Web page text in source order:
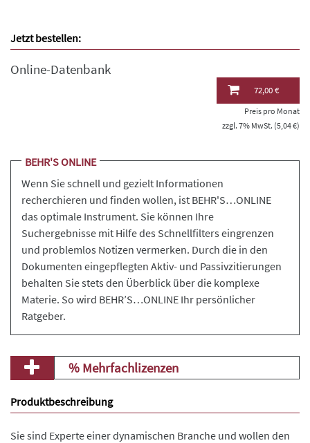
Jetzt bestellen:
Online-Datenbank
72,00 €
Preis pro Monat
zzgl. 7% MwSt. (5,04 €)
BEHR'S ONLINE
Wenn Sie schnell und gezielt Informationen
recherchieren und finden wollen, ist BEHR'S…ONLINE
das optimale Instrument. Sie können Ihre
Suchergebnisse mit Hilfe des Schnellfilters eingrenzen
und problemlos Notizen vermerken. Durch die in den
Dokumenten eingepflegten Aktiv- und Passivzitierungen
behalten Sie stets den Überblick über die komplexe
Materie. So wird BEHR’S…ONLINE Ihr persönlicher
Ratgeber.
% Mehrfachlizenzen
Produktbeschreibung
Sie sind Experte einer dynamischen Branche und wollen den